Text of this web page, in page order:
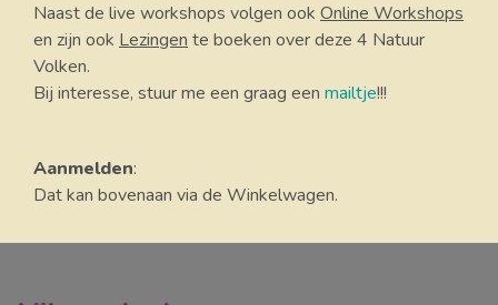
Naast de live workshops volgen ook Online Workshops
en zijn ook Lezingen te boeken over deze 4 Natuur
Volken.
Bij interesse, stuur me een graag een mailtje!!!
Aanmelden:
Dat kan bovenaan via de Winkelwagen.